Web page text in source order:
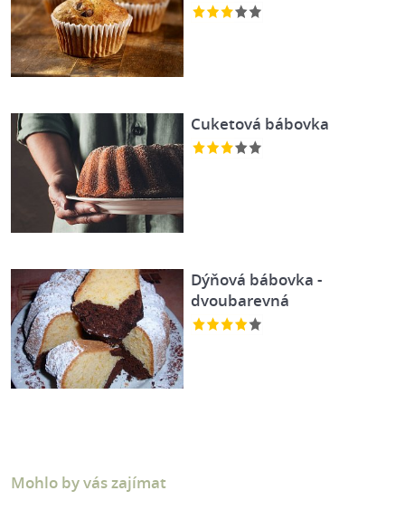
Cuketová bábovka
Dýňová bábovka -
dvoubarevná
Mohlo by vás zajímat